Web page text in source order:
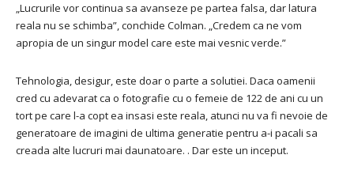
„Lucrurile vor continua sa avanseze pe partea falsa, dar latura
reala nu se schimba”, conchide Colman. „Credem ca ne vom
apropia de un singur model care este mai vesnic verde.”
Tehnologia, desigur, este doar o parte a solutiei. Daca oamenii
cred cu adevarat ca o fotografie cu o femeie de 122 de ani cu un
tort pe care l-a copt ea insasi este reala, atunci nu va fi nevoie de
generatoare de imagini de ultima generatie pentru a-i pacali sa
creada alte lucruri mai daunatoare. . Dar este un inceput.